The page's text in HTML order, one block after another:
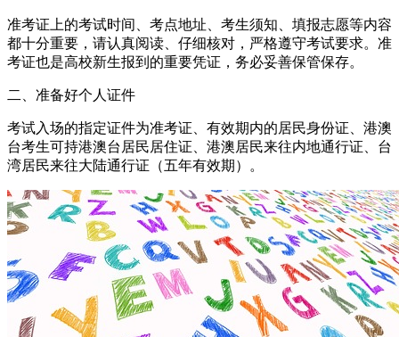
准考证上的考试时间、考点地址、考生须知、填报志愿等内容
都十分重要，请认真阅读、仔细核对，严格遵守考试要求。准
考证也是高校新生报到的重要凭证，务必妥善保管保存。
二、准备好个人证件
考试入场的指定证件为准考证、有效期内的居民身份证、港澳
台考生可持港澳台居民居住证、港澳居民来往内地通行证、台
湾居民来往大陆通行证（五年有效期）。